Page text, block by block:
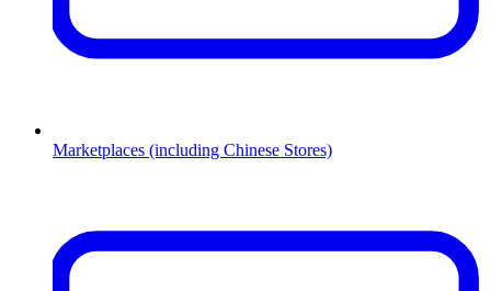
Marketplaces (including Chinese Stores)